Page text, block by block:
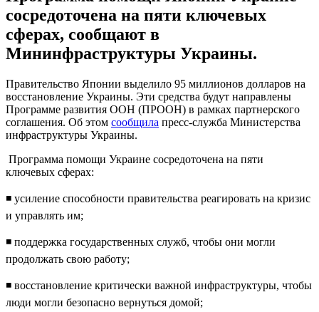
сосредоточена на пяти ключевых
сферах, сообщают в
Мининфраструктуры Украины.
Правительство Японии выделило 95 миллионов долларов на
восстановление Украины. Эти средства будут направлены
Программе развития ООН (ПРООН) в рамках партнерского
соглашения. Об этом сообщила пресс-служба Министерства
инфраструктуры Украины.
Программа помощи Украине сосредоточена на пяти
ключевых сферах:
◾️ усиление способности правительства реагировать на кризис
и управлять им;
◾️ поддержка государственных служб, чтобы они могли
продолжать свою работу;
◾️ восстановление критически важной инфраструктуры, чтобы
люди могли безопасно вернуться домой;